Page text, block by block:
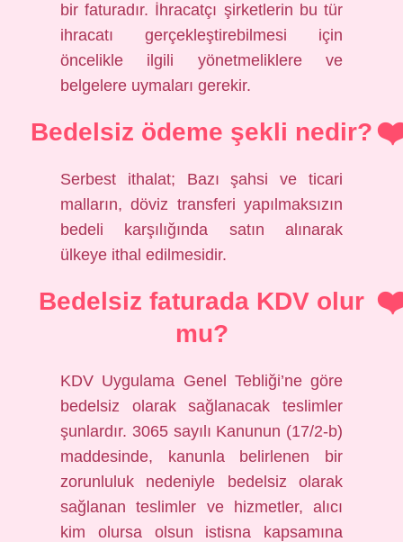
bir faturadır. İhracatçı şirketlerin bu tür
ihracatı gerçekleştirebilmesi için
öncelikle ilgili yönetmeliklere ve
belgelere uymaları gerekir.
Bedelsiz ödeme şekli nedir?
Serbest ithalat; Bazı şahsi ve ticari
malların, döviz transferi yapılmaksızın
bedeli karşılığında satın alınarak
ülkeye ithal edilmesidir.
Bedelsiz faturada KDV olur
mu?
KDV Uygulama Genel Tebliği’ne göre
bedelsiz olarak sağlanacak teslimler
şunlardır. 3065 sayılı Kanunun (17/2-b)
maddesinde, kanunla belirlenen bir
zorunluluk nedeniyle bedelsiz olarak
sağlanan teslimler ve hizmetler, alıcı
kim olursa olsun istisna kapsamına